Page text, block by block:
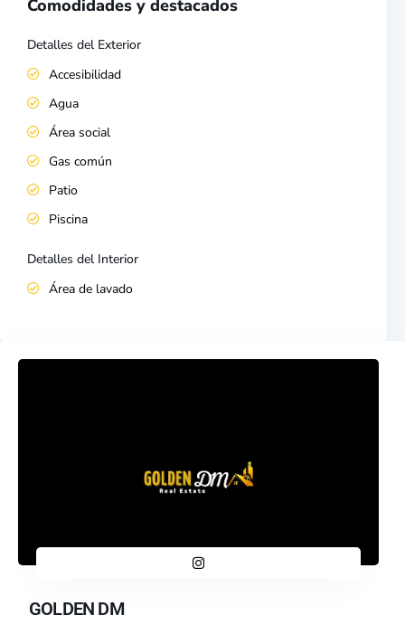
Comodidades y destacados
Detalles del Exterior
Accesibilidad
Agua
Área social
Gas común
Patio
Piscina
Detalles del Interior
Área de lavado
GOLDEN DM